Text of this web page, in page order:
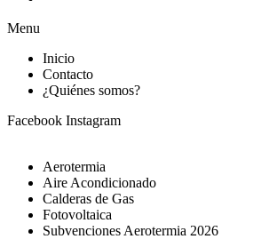
Menu
Inicio
Contacto
¿Quiénes somos?
Facebook Instagram
Aerotermia
Aire Acondicionado
Calderas de Gas
Fotovoltaica
Subvenciones Aerotermia 2026